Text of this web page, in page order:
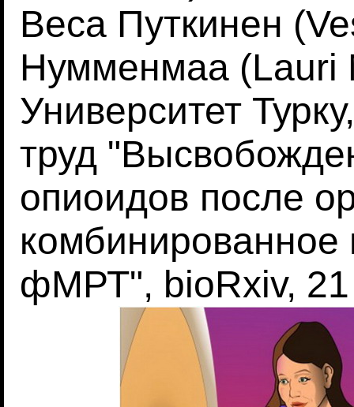
Веса Путкинен
Нумменмаа (Lauri
Университет
труд
опиоидов после
фМРТ", bioRxiv, 21